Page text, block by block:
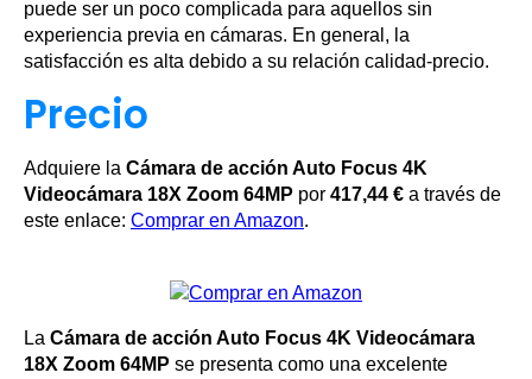
puede ser un poco complicada para aquellos sin
experiencia previa en cámaras. En general, la
satisfacción es alta debido a su relación calidad-precio.
Precio
Adquiere la Cámara de acción Auto Focus 4K
Videocámara 18X Zoom 64MP por 417,44 € a través de
este enlace: Comprar en Amazon.
La Cámara de acción Auto Focus 4K Videocámara
18X Zoom 64MP se presenta como una excelente